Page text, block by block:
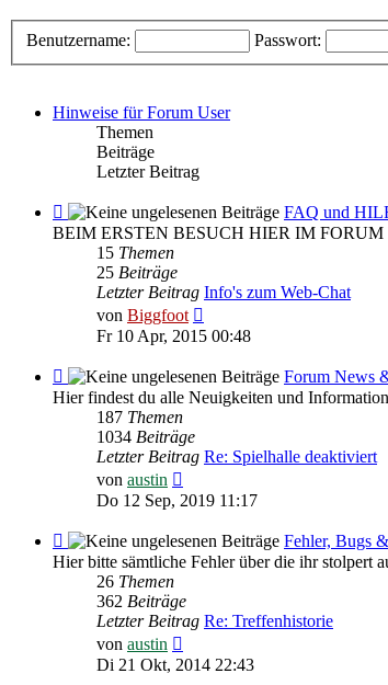
Benutzername: Passwort:
Hinweise für Forum User
Themen
Beiträge
Letzter Beitrag
Feed
-
HILFE
FAQ und
BEIM ERSTEN BESUCH HIER IM
15 Themen
25 Beiträge
Letzter Beitrag Info's zum Web-Chat
von Biggfoot
Beitrag
Fr 10 Apr, 2015 00:48
Feed
-
Forum
News
Ankündigungen
Forum News
Hier findest du alle Neuigkeiten und
187 Themen
1034 Beiträge
Letzter Beitrag Re: Spielhalle deaktiviert
von austin
Beitrag
Do 12 Sep, 2019 11:17
Feed
-
Fehler,
Bugs
Fehler, Bugs
Hier bitte sämtliche Fehler über die ihr stolpert
26 Themen
362 Beiträge
Letzter Beitrag Re: Treffenhistorie
von austin
Beitrag
Di 21 Okt, 2014 22:43